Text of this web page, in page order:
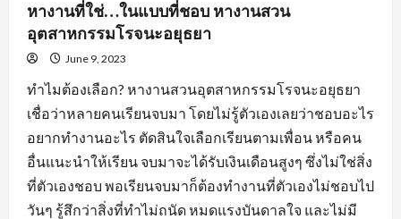
หางานที่ใช่…ในแบบที่ชอบ หางานสวน
อุตสาหกรรมโรจนะอยุธยา
June 9, 2023
ทำไมต้องเลือก? หางานสวนอุตสาหกรรมโรจนะอยุธยา
เชื่อว่าหลายคนเรียนจบมา โดยไม่รู้ตัวเองเลยว่าชอบอะไร
อยากทำงานอะไร ตัดสินใจเลือกเรียนตามเพื่อน หรือคน
อื่นแนะนำให้เรียน จบมาจะได้รับเงินเดือนสูงๆ ซึ่งไม่ใช่สิ่ง
ที่ตัวเองชอบ พอเรียนจบมาก็ต้องทำงานที่ตัวเองไม่ชอบไป
วันๆ รู้สึกว่าสิ่งที่ทำไม่ถนัด หมดแรงบันดาลใจ และไม่มี